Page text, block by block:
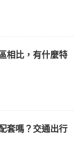
相比，有什麼特
套嗎？交通出行